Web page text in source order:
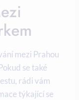
mezi Prahou
se také
rádi vám
týkající se